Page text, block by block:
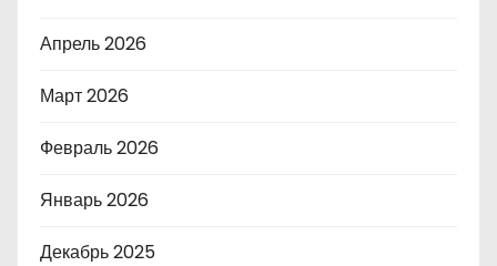
Апрель 2026
Март 2026
Февраль 2026
Январь 2026
Декабрь 2025